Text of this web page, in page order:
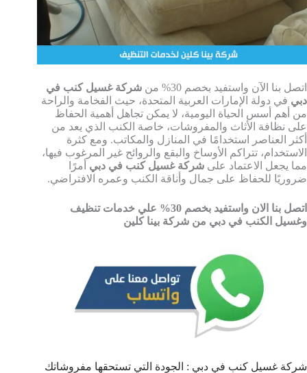
اتصل بنا الآن واستفيد بخصم 30% من
شركة غسيل كنب في
دبي في دولة الإمارات العربية المتحدة، حيث الفخامة والراحة
من أهم أسس الحياة اليومية، لا يمكن تجاهل أهمية الحفاظ
على نظافة الأثاث والمفروشات، خاصة الكنب الذي يعد من
أكثر العناصر استخدامًا في المنازل والمكاتب. ومع كثرة
الاستخدام، تتراكم الأوساخ والبقع والروائح غير المرغوب فيها،
مما يجعل الاعتماد على شركة غسيل كنب في دبي أمرًا
ضروريًا للحفاظ على جمال وأناقة الكنب وعمره الافتراضي.
اتصل بنا الان واستفيد بخصم 30% علي خدمات تنظيف
وغسيل الكنب في دبي من شركة بينا كلين
شركة غسيل كنب في دبي : الجودة التي تستحقها مفروشاتك